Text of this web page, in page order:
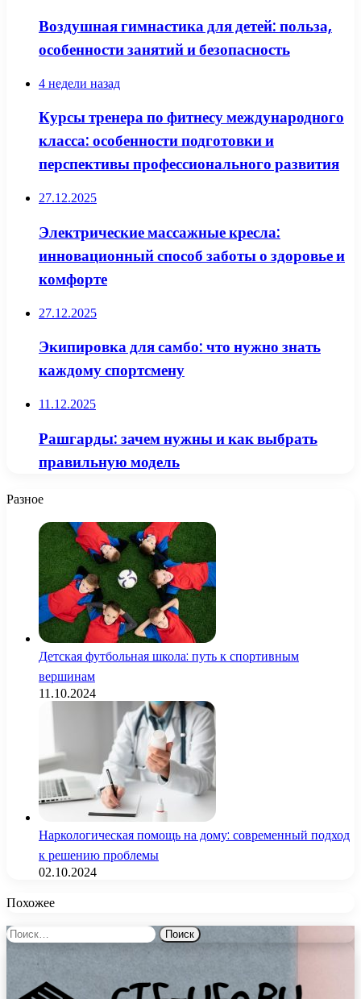
Воздушная гимнастика для детей: польза,
особенности занятий и безопасность
4 недели назад
Курсы тренера по фитнесу международного
класса: особенности подготовки и
перспективы профессионального развития
27.12.2025
Электрические массажные кресла:
инновационный способ заботы о здоровье и
комфорте
27.12.2025
Экипировка для самбо: что нужно знать
каждому спортсмену
11.12.2025
Рашгарды: зачем нужны и как выбрать
правильную модель
Разное
Детская футбольная школа: путь к спортивным
вершинам
11.10.2024
Наркологическая помощь на дому: современный подход
к решению проблемы
02.10.2024
Похожее
Найти: